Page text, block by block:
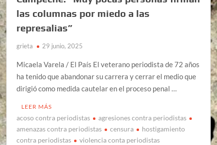
las columnas por miedo a las
represalias”
grieta 29 junio, 2025
Micaela Varela / El País El veterano periodista de 72 años
ha tenido que abandonar su carrera y cerrar el medio que
dirigió como medida cautelar en el proceso penal …
LEER MÁS
acoso contra periodistas
agresiones contra periodistas
amenazas contra periodistas
censura
hostigamiento
contra periodistas
violencia conta periodistas